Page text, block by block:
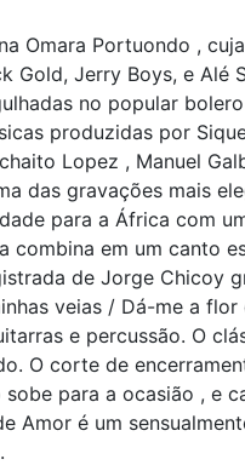
Omara Portuondo ,
Jerry Boys, e Alé
no popular
produzidas por
Lopez , Manuel
das gravações mais
para a África com
em um canto
de Jorge Chicoy
veias / Dá-me a
e percussão. O
O corte de
para a ocasião , e
é um